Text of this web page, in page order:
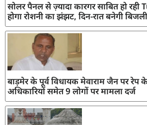
सोलर पैनल से ज़्यादा कारगर साबित हो
होगा रोशनी का झंझट, दिन-रात बनेगी
बाड़मेर के पूर्व विधायक मेवाराम जैन पर
अधिकारियों समेत 9 लोगों पर मामला दर्ज